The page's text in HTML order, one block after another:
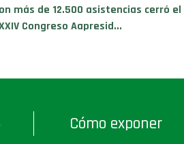
más de 12.500 asistencias cerró el
Congreso Aapresid...
Cómo exponer